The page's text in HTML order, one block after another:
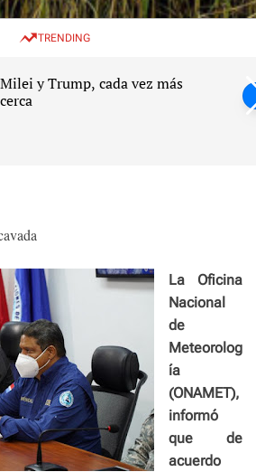
w
c
e
e
TRENDING
Milei y Trump, cada vez más
cerca
La Oficina
Nacional
de
Meteorolog
ía
(ONAMET),
informó
que de
acuerdo